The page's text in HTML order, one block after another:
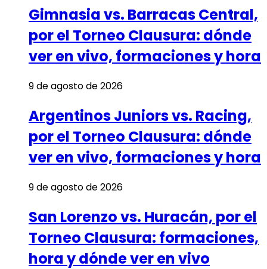
Gimnasia vs. Barracas Central,
por el Torneo Clausura: dónde
ver en vivo, formaciones y hora
9 de agosto de 2026
Argentinos Juniors vs. Racing,
por el Torneo Clausura: dónde
ver en vivo, formaciones y hora
9 de agosto de 2026
San Lorenzo vs. Huracán, por el
Torneo Clausura: formaciones,
hora y dónde ver en vivo